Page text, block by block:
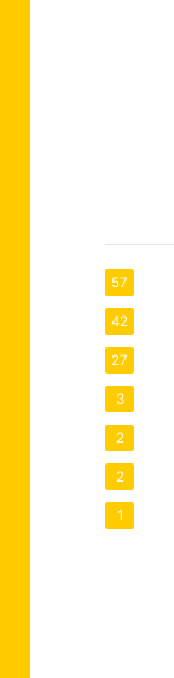
57
42
27
3
2
2
1